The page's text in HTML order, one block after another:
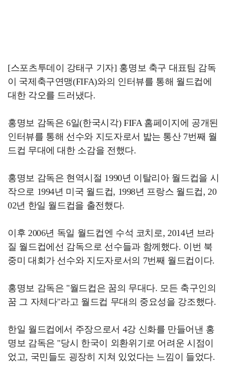
[스포츠투데이 강태구 기자] 홍명보 축구 대표팀 감독
이 국제축구연맹(FIFA)와의 인터뷰를 통해 월드컵에
대한 각오를 드러냈다.
홍명보 감독은 6일(한국시각) FIFA 홈페이지에 공개된
인터뷰를 통해 선수와 지도자로서 밟는 통산 7번째 월
드컵 무대에 대한 소감을 전했다.
홍명보 감독은 현역시절 1990년 이탈리아 월드컵을 시
작으로 1994년 미국 월드컵, 1998년 프랑스 월드컵, 20
02년 한일 월드컵을 출전했다.
이후 2006년 독일 월드컵엔 수석 코치로, 2014년 브라
질 월드컵에선 감독으로 선수들과 함께했다. 이번 북
중미 대회가 선수와 지도자로서의 7번째 월드컵이다.
홍명보 감독은 "월드컵은 꿈의 무대다. 모든 축구인의
꿈 그 자체다"라고 월드컵 무대의 중요성을 강조했다.
한일 월드컵에서 주장으로서 4강 신화를 만들어낸 홍
명보 감독은 "당시 한국이 외환위기로 어려운 시점이
었고, 국민들도 굉장히 지쳐 있었다는 느낌이 들었다.